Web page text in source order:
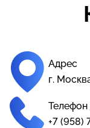
Адрес
г.
Телефон
+7 (958)